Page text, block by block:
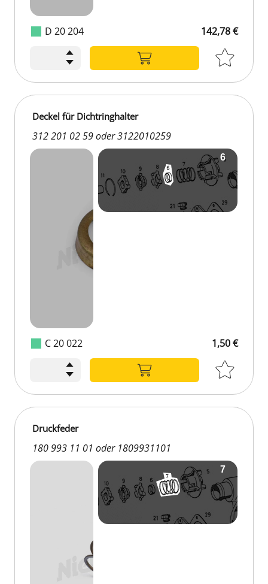
D 20 204 142,78 €
C 20 022
Deckel für Dichtringhalter
312 201 02 59 oder 3122010259
1,50 €
Druckfeder
180 993 11 01 oder 1809931101